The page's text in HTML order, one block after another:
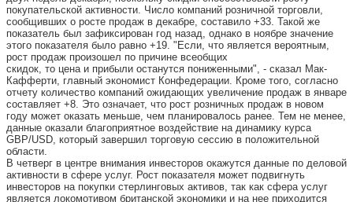
покупательской активности. Число компаний розничной торговли,
сообщивших о росте продаж в декабре, составило +33. Такой же
показатель был зафиксирован год назад, однако в ноябре значение
этого показателя было равно +19. "Если, что является вероятным,
рост продаж произошел по причине всеобщих
скидок, то цена и прибыли останутся пониженными", - сказал Мак-
Кафферти, главный экономист Конфедерации. Кроме того, согласно
отчету количество компаний ожидающих увеличение продаж в январе
составляет +8. Это означает, что рост розничных продаж в новом
году может оказать меньше, чем планировалось ранее. Тем не менее,
данные оказали благоприятное воздействие на динамику курса
GBP/USD, который завершил торговую сессию в положительной
области.
В четверг в центре внимания инвесторов окажутся данные по деловой
активности в сфере услуг. Рост показателя может подвигнуть
инвесторов на покупки стерлинговых активов, так как сфера услуг
является локомотивом британской экономики и на нее приходится